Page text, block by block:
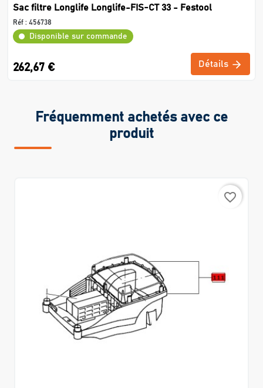
Sac filtre Longlife Longlife-FIS-CT 33 - Festool
Réf : 456738
Disponible sur commande
262,67 € Détails
Fréquemment achetés avec ce
produit
favorite_border